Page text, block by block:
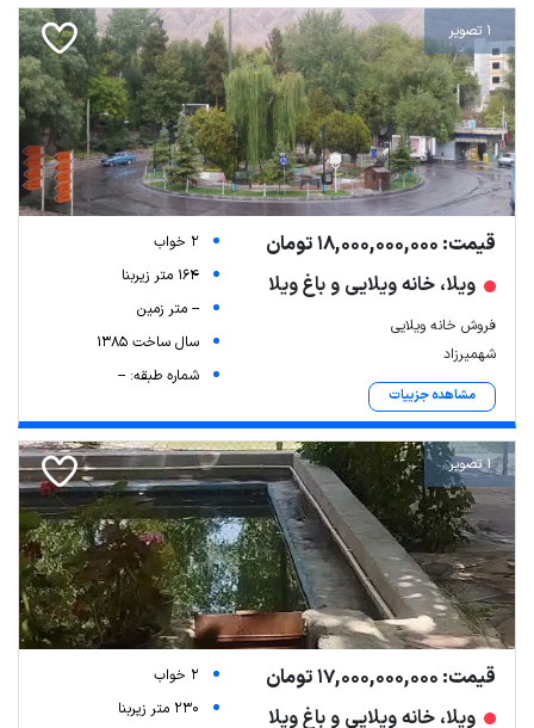
1 تصویر
قیمت: 18,000,000,000 تومان
ویلا، خانه ویلایی و باغ ویلا
فروش خانه ویلایی
شهمیرزاد
مشاهده جزییات
2 خواب
164 متر زیربنا
-- متر زمین
سال ساخت 1385
شماره طبقه: --
1 تصویر
قیمت: 17,000,000,000 تومان
ویلا، خانه ویلایی و باغ ویلا
2 خواب
230 متر زیربنا